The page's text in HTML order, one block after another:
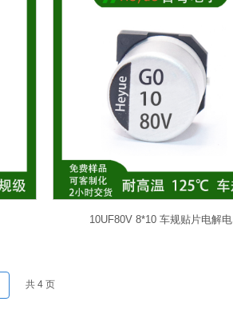
10UF80V 8*10 车规贴片电解电
共 4页